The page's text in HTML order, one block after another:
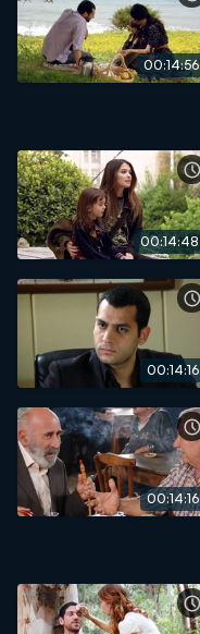
00:14:56
00:14:48
00:14:16
00:14:16